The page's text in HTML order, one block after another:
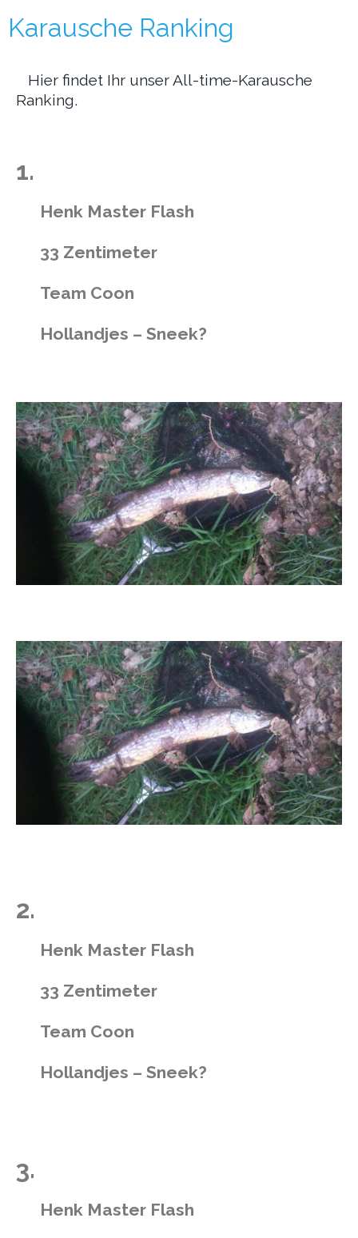
Karausche Ranking
Hier findet Ihr unser All-time-Karausche
Ranking.
1.
Henk Master Flash
33 Zentimeter
Team Coon
Hollandjes – Sneek?
2.
Henk Master Flash
33 Zentimeter
Team Coon
Hollandjes – Sneek?
3.
Henk Master Flash